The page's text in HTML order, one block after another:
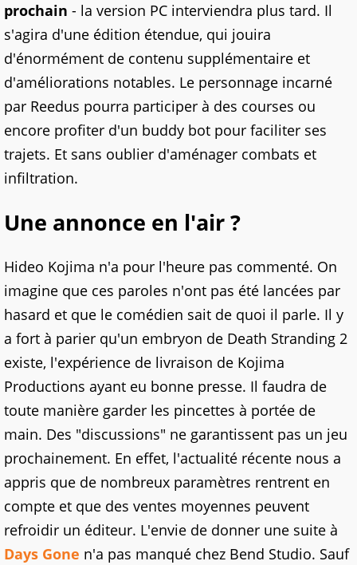
prochain - la version PC interviendra plus tard. Il
s'agira d'une édition étendue, qui jouira
d'énormément de contenu supplémentaire et
d'améliorations notables. Le personnage incarné
par Reedus pourra participer à des courses ou
encore profiter d'un buddy bot pour faciliter ses
trajets. Et sans oublier d'aménager combats et
infiltration.
Une annonce en l'air ?
Hideo Kojima n'a pour l'heure pas commenté. On
imagine que ces paroles n'ont pas été lancées par
hasard et que le comédien sait de quoi il parle. Il y
a fort à parier qu'un embryon de Death Stranding 2
existe, l'expérience de livraison de Kojima
Productions ayant eu bonne presse. Il faudra de
toute manière garder les pincettes à portée de
main. Des "discussions" ne garantissent pas un jeu
prochainement. En effet, l'actualité récente nous a
appris que de nombreux paramètres rentrent en
compte et que des ventes moyennes peuvent
refroidir un éditeur. L'envie de donner une suite à
Days Gone n'a pas manqué chez Bend Studio. Sauf